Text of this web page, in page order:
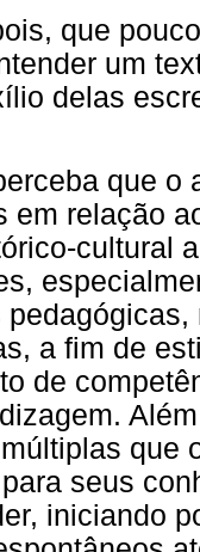
que
um
delas
que
em relação
cultural
a fim de
de
que
seus
iniciando